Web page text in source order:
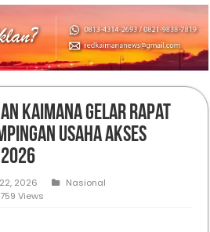
Kaimana Gelar Rapat
Usaha Akses
2026
Nasional
759 Views